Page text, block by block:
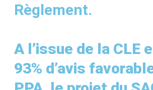
Règlement.
A l’issue de la CLE
93% d’avis